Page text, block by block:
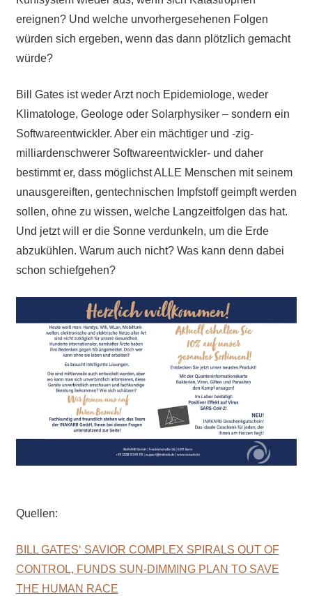
ereignen? Und welche unvorhergesehenen Folgen
würden sich ergeben, wenn das dann plötzlich gemacht
würde?
Bill Gates ist weder Arzt noch Epidemiologe, weder
Klimatologe, Geologe oder Solarphysiker – sondern ein
Softwareentwickler. Aber ein mächtiger und -zig-
milliardenschwerer Softwareentwickler- und daher
bestimmt er, dass möglichst ALLE Menschen mit seinem
unausgereiften, gentechnischen Impfstoff geimpft werden
sollen, ohne zu wissen, welche Langzeitfolgen das hat.
Und jetzt will er die Sonne verdunkeln, um die Erde
abzukühlen. Warum auch nicht? Was kann denn dabei
schon schiefgehen?
Quellen:
BILL GATES‘ SAVIOR COMPLEX SPIRALS OUT OF
CONTROL, FUNDS SUN-DIMMING PLAN TO SAVE
THE HUMAN RACE